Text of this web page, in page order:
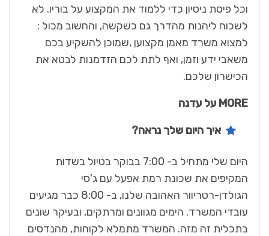
וכל פיסת ניסיון כדי ללמוד את המקצוע על בוריו. לא
לשכוח ליהנות מהדרך גם כשקשה, והחשוב מכול :
למצוא משרד מאמן מקצוען ,שמוכן להשקיע בכם
משאבי ידע וזמן, ואף לתת לכם הזדמנות לבטא את
הכישרון שלכם.
MORE על עדנה
איך היום שלך נראה?
היום שלי מתחיל ב- 7:00 בבוקר בטיול בשדות
המקיפים את שכונת רמת אפעל עם ג'סי
הגולדן-רטריוור האהובה שלנו, ב- 8:00 כבר מגיעים
עובדי המשרד. הימים מגוונים ומרתקים, ובעיקר שונים
בתכלית זה מזה. המשרד מתמלא לקוחות, מהנדסים